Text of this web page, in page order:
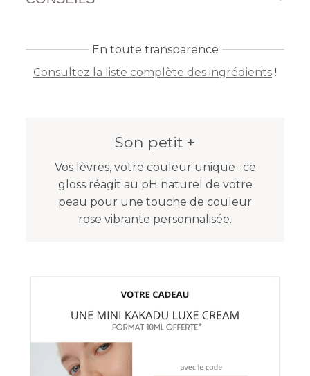
En toute transparence
Consultez la liste complète des ingrédients !
Son petit +
Vos lèvres, votre couleur unique : ce
gloss réagit au pH naturel de votre
peau pour une touche de couleur
rose vibrante personnalisée.